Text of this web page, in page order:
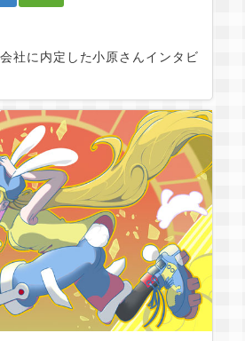
社に内定した小原さんインタビ